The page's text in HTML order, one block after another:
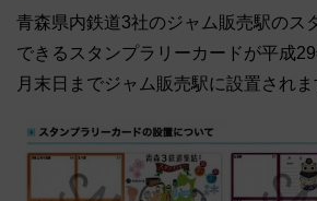
青森県内鉄道3社のジャム販売駅のス
できるスタンプラリーカードが平成
月末日までジャム販売駅に設置されま